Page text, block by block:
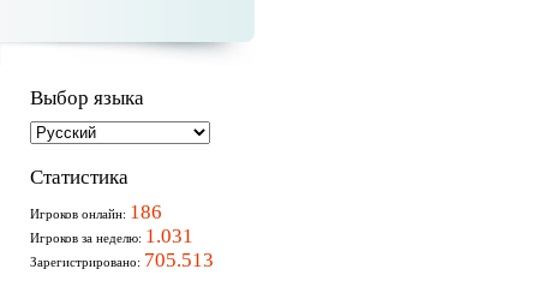
Выбор языка
Статистика
Игроков онлайн: 186
Игроков за неделю: 1.031
Зарегистрировано: 705.513